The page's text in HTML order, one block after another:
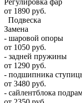
от 1890 руб.
Подвеска
Замена
- шаровой опоры
от 1050 руб.
- задней пружины
от 1290 руб.
- подшипника
от 3480 руб.
- сайлентблока